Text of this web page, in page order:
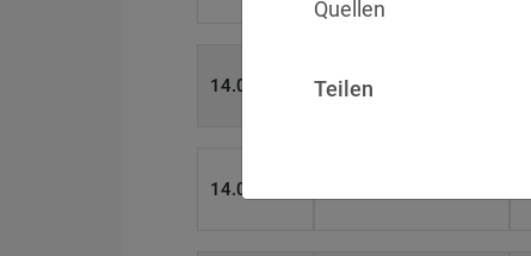
14.07.2026
14.07.2026
Quellen
Teilen